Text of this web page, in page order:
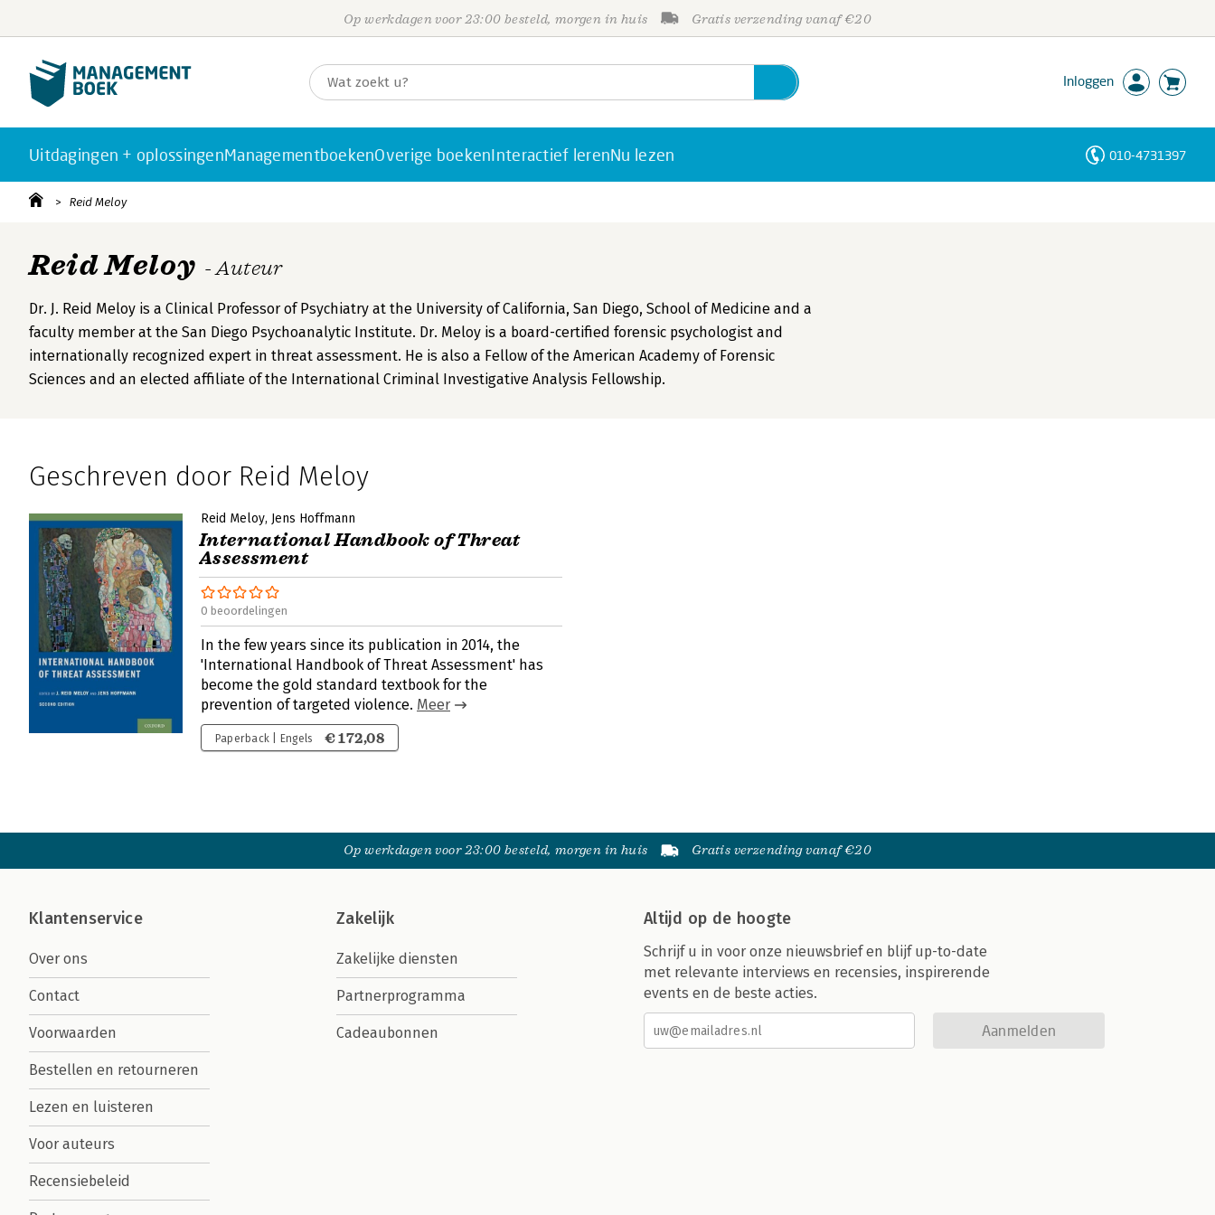
Op werkdagen voor 23:00 besteld, morgen in huis Gratis verzending vanaf €20
Inloggen
Uitdagingen + oplossingenManagementboekenOverige boekenInteractief lerenNu lezen 010-4731397
Reid Meloy
Reid Meloy - Auteur
Dr. J. Reid Meloy is a Clinical Professor of Psychiatry at the University of California, San Diego, School of Medicine and a
faculty member at the San Diego Psychoanalytic Institute. Dr. Meloy is a board-certified forensic psychologist and
internationally recognized expert in threat assessment. He is also a Fellow of the American Academy of Forensic
Sciences and an elected affiliate of the International Criminal Investigative Analysis Fellowship.
Geschreven door Reid Meloy
Reid Meloy Jens Hoffmann
International Handbook of Threat
Assessment
0 beoordelingen
In the few years since its publication in 2014, the
'International Handbook of Threat Assessment' has
become the gold standard textbook for the
prevention of targeted violence. Meer
Paperback | Engels € 172,08
Op werkdagen voor 23:00 besteld, morgen in huis Gratis verzending vanaf €20
Klantenservice
Over ons
Contact
Voorwaarden
Bestellen en retourneren
Lezen en luisteren
Voor auteurs
Recensiebeleid
Zakelijk
Zakelijke diensten
Partnerprogramma
Cadeaubonnen
Altijd op de hoogte
Schrijf u in voor onze nieuwsbrief en blijf up-to-date
met relevante interviews en recensies, inspirerende
events en de beste acties.
Aanmelden
Personen